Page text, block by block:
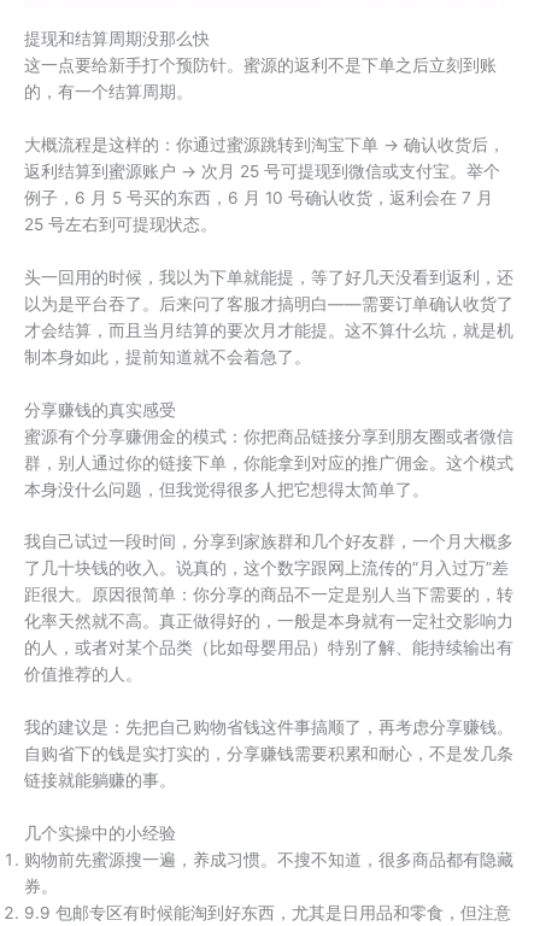
提现和结算周期没那么快
这一点要给新手打个预防针。蜜源的返利不是下单之后立刻到账
的，有一个结算周期。
大概流程是这样的：你通过蜜源跳转到淘宝下单 → 确认收货后，
返利结算到蜜源账户 → 次月 25 号可提现到微信或支付宝。举个
例子，6 月 5 号买的东西，6 月 10 号确认收货，返利会在 7 月
25 号左右到可提现状态。
头一回用的时候，我以为下单就能提，等了好几天没看到返利，还
以为是平台吞了。后来问了客服才搞明白——需要订单确认收货了
才会结算，而且当月结算的要次月才能提。这不算什么坑，就是机
制本身如此，提前知道就不会着急了。
分享赚钱的真实感受
蜜源有个分享赚佣金的模式：你把商品链接分享到朋友圈或者微信
群，别人通过你的链接下单，你能拿到对应的推广佣金。这个模式
本身没什么问题，但我觉得很多人把它想得太简单了。
我自己试过一段时间，分享到家族群和几个好友群，一个月大概多
了几十块钱的收入。说真的，这个数字跟网上流传的”月入过万”差
距很大。原因很简单：你分享的商品不一定是别人当下需要的，转
化率天然就不高。真正做得好的，一般是本身就有一定社交影响力
的人，或者对某个品类（比如母婴用品）特别了解、能持续输出有
价值推荐的人。
我的建议是：先把自己购物省钱这件事搞顺了，再考虑分享赚钱。
自购省下的钱是实打实的，分享赚钱需要积累和耐心，不是发几条
链接就能躺赚的事。
几个实操中的小经验
购物前先蜜源搜一遍，养成习惯。不搜不知道，很多商品都有隐藏
券。
9.9 包邮专区有时候能淘到好东西，尤其是日用品和零食，但注意